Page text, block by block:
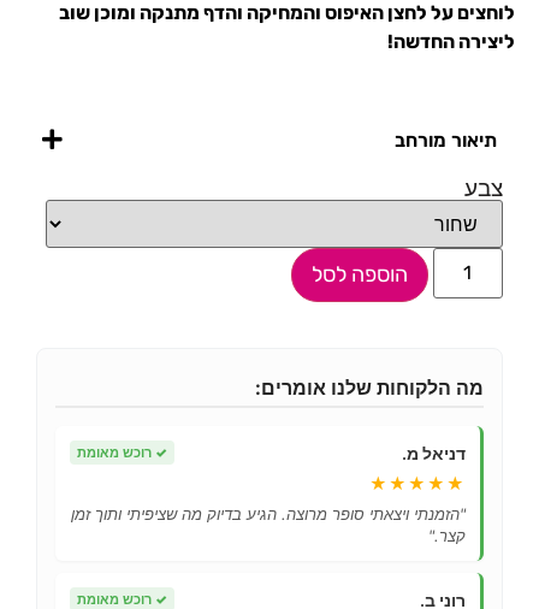
לוחצים על לחצן האיפוס והמחיקה והדף מתנקה ומוכן שוב
ליצירה החדשה!
תיאור מורחב
צבע
הוספה לסל
מה הלקוחות שלנו אומרים:
דניאל מ. ✓ רוכש מאומת
★★★★★
"הזמנתי ויצאתי סופר מרוצה. הגיע בדיוק מה שציפיתי ותוך זמן
קצר."
רוני ב. ✓ רוכש מאומת